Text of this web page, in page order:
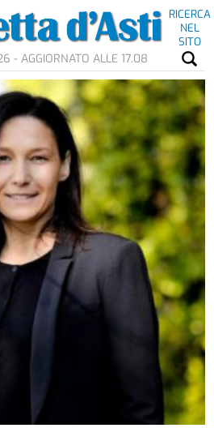
RICERCA
NEL
SITO
- AGGIORNATO ALLE 17.08